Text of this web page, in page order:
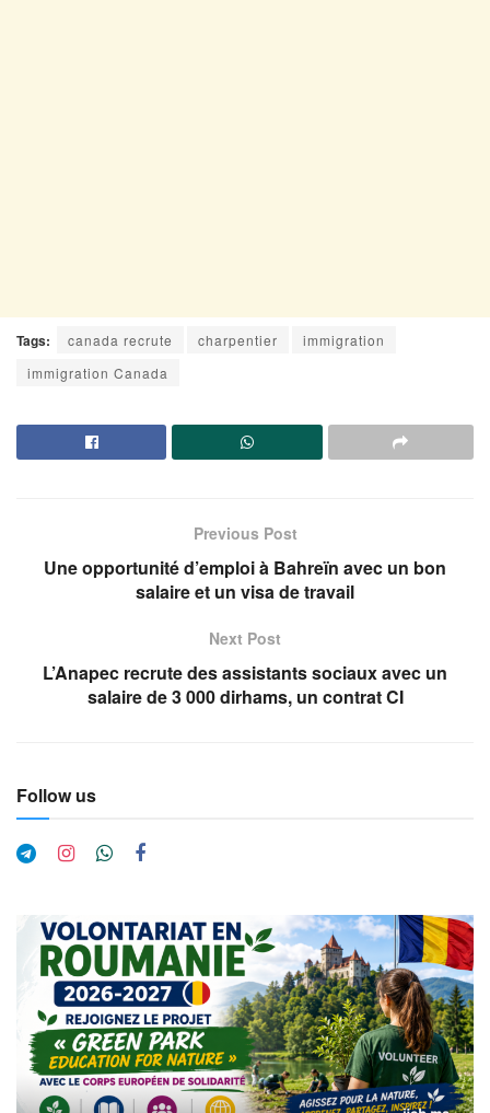
Tags: canada recrute charpentier
immigration
immigration Canada
Previous Post
Une opportunité d’emploi à Bahreïn avec un bon
salaire et un visa de travail
Next Post
L’Anapec recrute des assistants sociaux avec un
salaire de 3 000 dirhams, un contrat CI
Follow us